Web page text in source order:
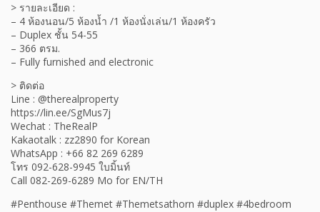
> รายละเอียด :
– 4 ห้องนอน/5 ห้องน้ำ /1 ห้องนั่งเล่น/1 ห้องครัว
– Duplex ชั้น 54-55
– 366 ตรม.
– Fully furnished and electronic
> ติดต่อ
Line : @therealproperty
https://lin.ee/SgMus7j
Wechat : TheRealP
Kakaotalk : zz2890 for Korean
WhatsApp : +66 82 269 6289
โทร 092-628-9945 ใบมิ้นท์
Call 082-269-6289 Mo for EN/TH
#Penthouse #Themet #Themetsathorn #duplex #4bedroom